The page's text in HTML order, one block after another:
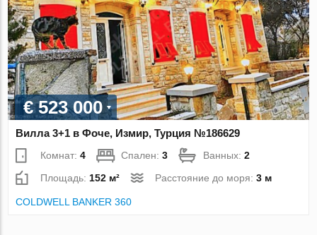
€ 523 000
Вилла 3+1 в Фоче, Измир, Турция №186629
Комнат:4 Спален:3 Ванных:2
Площадь: 152 м² Расстояние до моря:3 м
COLDWELL BANKER 360